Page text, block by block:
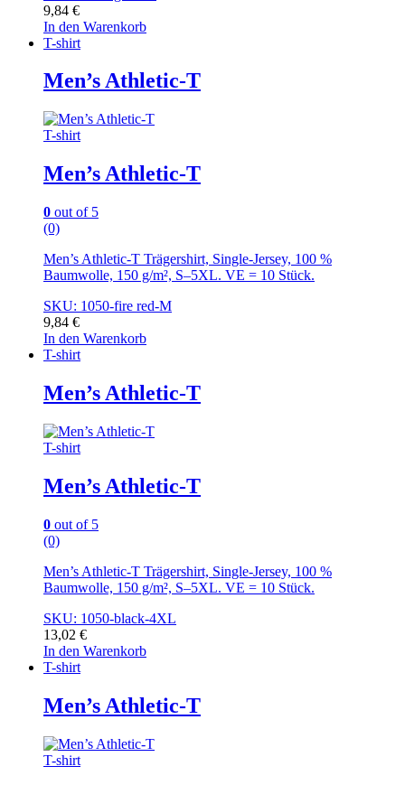
9,84 €
In den Warenkorb
T-shirt
Men’s Athletic-T
T-shirt
Men’s Athletic-T
0 out of 5
(0)
Men’s Athletic-T Trägershirt, Single-Jersey, 100 %
Baumwolle, 150 g/m², S–5XL. VE = 10 Stück.
SKU: 1050-fire red-M
9,84 €
In den Warenkorb
T-shirt
Men’s Athletic-T
T-shirt
Men’s Athletic-T
0 out of 5
(0)
Men’s Athletic-T Trägershirt, Single-Jersey, 100 %
Baumwolle, 150 g/m², S–5XL. VE = 10 Stück.
SKU: 1050-black-4XL
13,02 €
In den Warenkorb
T-shirt
Men’s Athletic-T
T-shirt